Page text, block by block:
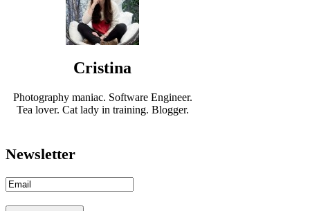
Cristina
Photography maniac. Software Engineer.
Tea lover. Cat lady in training. Blogger.
Newsletter
Email
Subscription